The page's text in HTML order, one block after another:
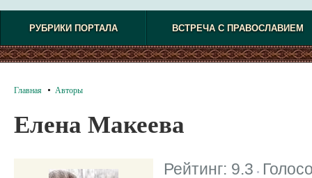
РУБРИКИ ПОРТАЛА ВСТРЕЧА С ПРАВОСЛАВИЕМ
Главная Авторы
Елена Макеева
Рейтинг: 9.3